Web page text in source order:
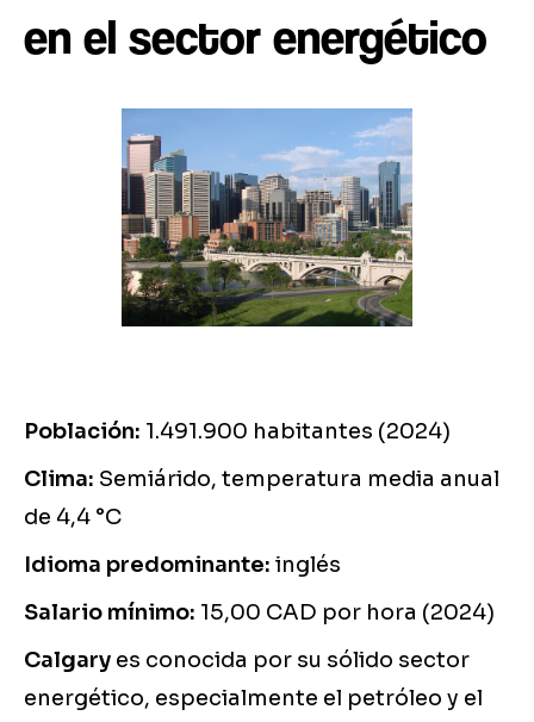
en el sector energético
Población: 1.491.900 habitantes (2024)
Clima: Semiárido, temperatura media anual
de 4,4 °C
Idioma predominante: inglés
Salario mínimo: 15,00 CAD por hora (2024)
Calgary es conocida por su sólido sector
energético, especialmente el petróleo y el